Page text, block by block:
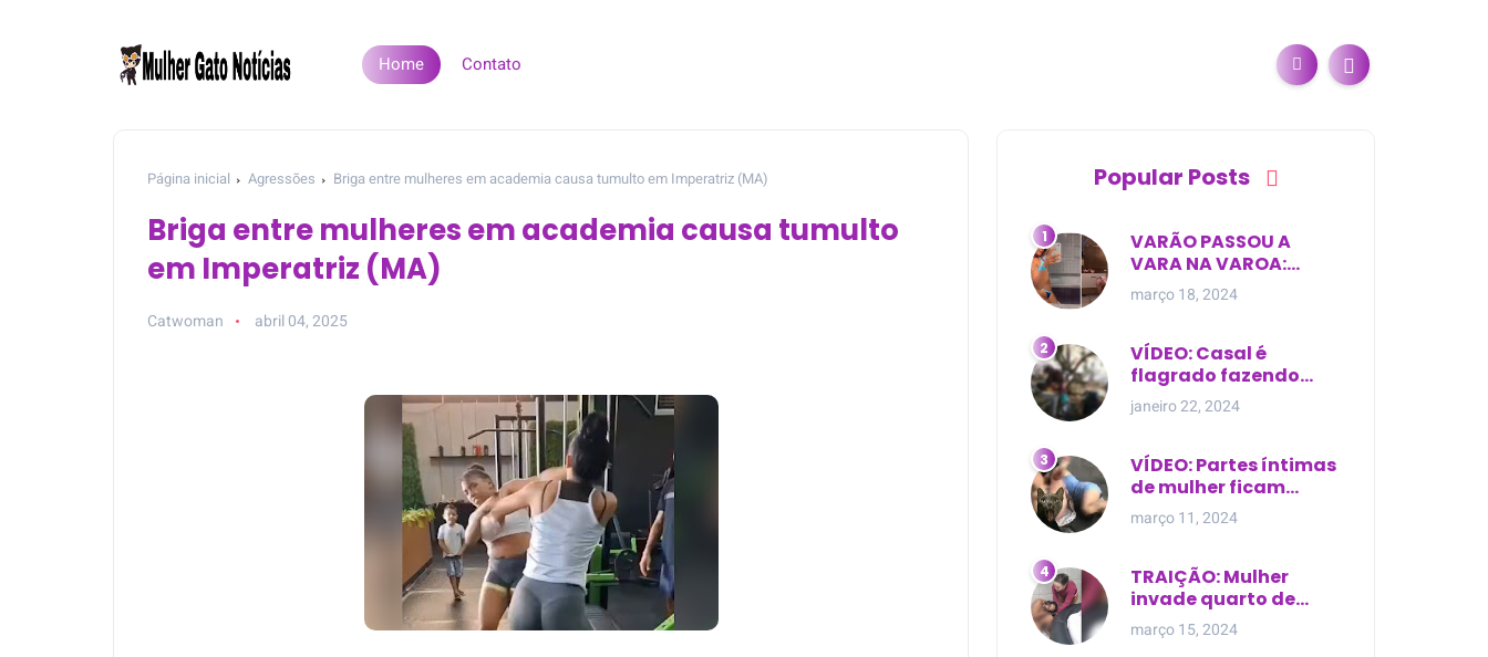
Home Contato
Página inicial Agressões Briga entre mulheres em academia causa tumulto em Imperatriz (MA)
Briga entre mulheres em academia causa tumulto
em Imperatriz (MA)
Catwoman abril 04, 2025
Popular Posts
VARÃO PASSOU A
VARA NA VAROA:
Esposa de pregador
evangélico descobre
extra-conjugal
março 18, 2024
VÍDEO: Casal é
flagrado fazendo
sexo dentro de
cemitério, em cima de
janeiro 22, 2024
VÍDEO: Partes íntimas
de mulher ficam
expostas durante
briga em Manaus
março 11, 2024
TRAIÇÃO: Mulher
invade quarto de
motel e encontra o
marido com outra na
março 15, 2024